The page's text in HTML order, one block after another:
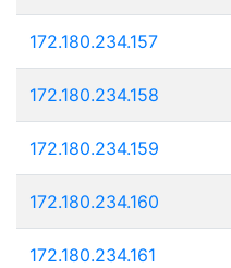
172.180.234.157
172.180.234.158
172.180.234.159
172.180.234.160
172.180.234.161